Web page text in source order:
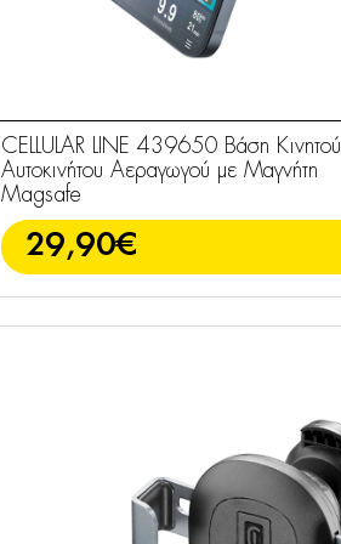
CELLULAR LINE 439650 Βάση Κινητού
Αυτοκινήτου Αεραγωγού με Μαγνήτη
Magsafe
29,90€